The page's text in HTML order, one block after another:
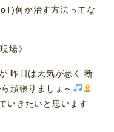
何か治す方法ってな
場》
昨日は天気が悪く 断
頑張りましょ～
いきたいと思います